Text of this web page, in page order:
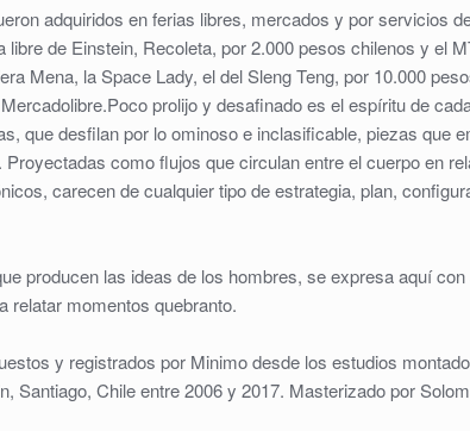
adquiridos en ferias libres, mercados y por servicios
libre de Einstein, Recoleta, por 2.000 pesos chilenos y el
Mena, la Space Lady, el del Sleng Teng, por 10.000
prolijo y desafinado es el espíritu de
que desfilan por lo ominoso e inclasificable, piezas que
como flujos que circulan entre el cuerpo en
carecen de cualquier tipo de estrategia, plan,
producen las ideas de los hombres, se expresa aquí con
relatar momentos quebranto.
y registrados por Minimo desde los estudios
Santiago, Chile entre 2006 y 2017. Masterizado por